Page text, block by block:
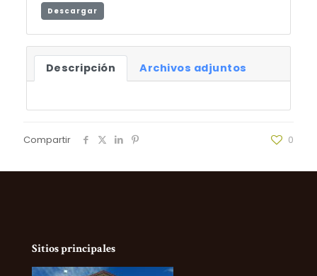
Descargar
Descripción Archivos adjuntos
Compartir 0
Sitios principales